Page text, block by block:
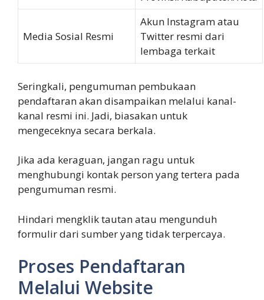
Media Sosial Resmi
Akun Instagram atau
Twitter resmi dari
lembaga terkait
Seringkali, pengumuman pembukaan
pendaftaran akan disampaikan melalui kanal-
kanal resmi ini. Jadi, biasakan untuk
mengeceknya secara berkala.
Jika ada keraguan, jangan ragu untuk
menghubungi kontak person yang tertera pada
pengumuman resmi.
Hindari mengklik tautan atau mengunduh
formulir dari sumber yang tidak terpercaya.
Proses Pendaftaran
Melalui Website